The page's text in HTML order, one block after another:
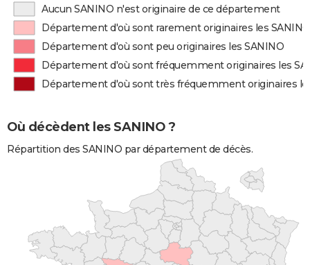
Aucun SANINO n'est originaire de ce département
Département d'où sont rarement originaires les SANINO
Département d'où sont peu originaires les SANINO
Département d'où sont fréquemment originaires les
Département d'où sont très fréquemment originaires
Où décèdent les SANINO ?
Répartition des SANINO par département de décès.